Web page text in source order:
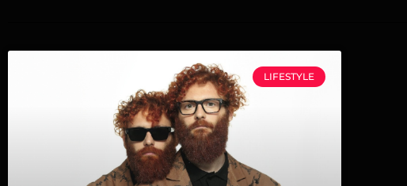
LIFESTYLE